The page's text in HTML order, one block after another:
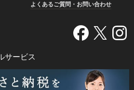
よくあるご質問・お問い合わせ
サービス